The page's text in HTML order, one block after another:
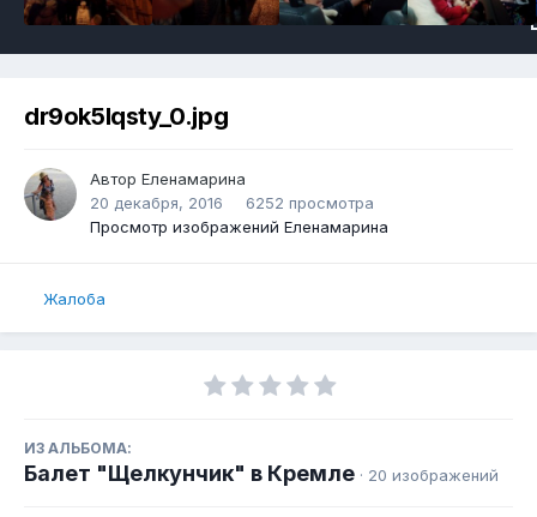
dr9ok5lqsty_0.jpg
Автор Еленамарина
20 декабря, 2016
6252 просмотра
Просмотр изображений Еленамарина
Жалоба
ИЗ АЛЬБОМА:
Балет "Щелкунчик" в Кремле · 20 изображений